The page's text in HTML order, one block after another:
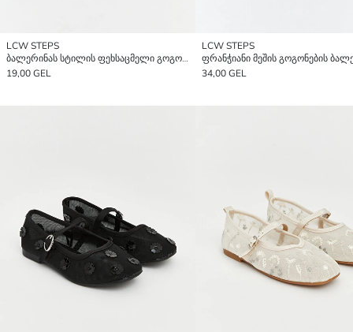
LCW STEPS
ბალერინას სტილის ფეხსაცმელი გოგონებისთვის, ტყავის ეფექტით და მშვენიერი ბაფთით.
19,00 GEL
LCW STEPS
ფრანჭიანი მეშის გოგონების
34,00 GEL